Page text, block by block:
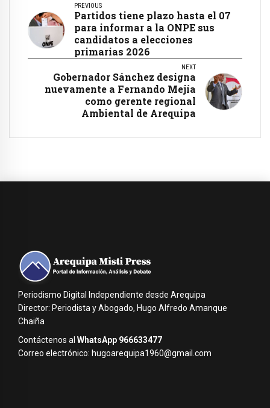
PREVIOUS
Partidos tiene plazo hasta el 07
para informar a la ONPE sus
candidatos a elecciones
primarias 2026
NEXT
Gobernador Sánchez designa
nuevamente a Fernando Mejía
como gerente regional
Ambiental de Arequipa
Periodismo Digital Independiente desde Arequipa
Director: Periodista y Abogado, Hugo Alfredo Amanque
Chaiña
Contáctenos al WhatsApp 966633477
Correo electrónico: hugoarequipa1960@gmail.com